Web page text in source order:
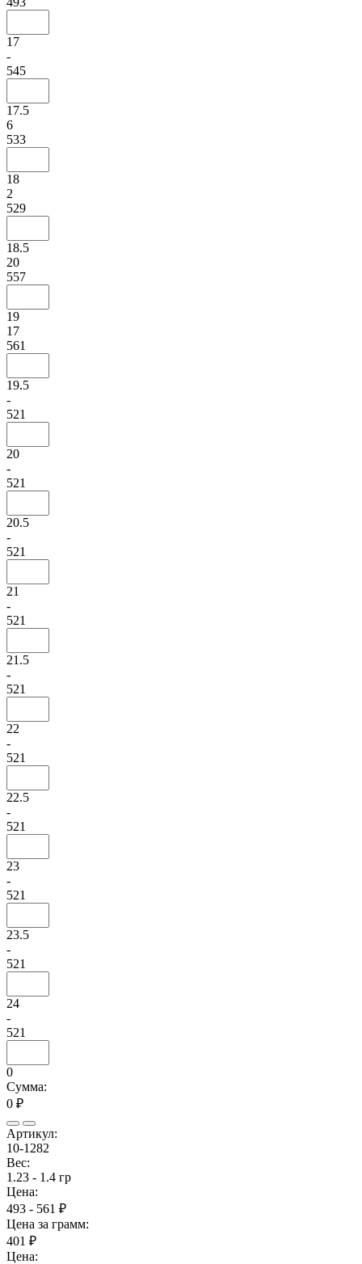
17
-
545
17.5
6
533
18
2
529
18.5
20
557
19
17
561
19.5
-
521
20
-
521
20.5
-
521
21
-
521
21.5
-
521
22
-
521
22.5
-
521
23
-
521
23.5
-
521
24
-
521
0
Сумма:
0 ₽
Артикул:
10-1282
Вес:
1.23 - 1.4 гр
Цена:
493 - 561 ₽
Цена за грамм:
401 ₽
Цена: